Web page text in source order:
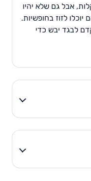
אבל גם שלא יהיו
לזוז בחופשיות.
לבגד יבש כדי